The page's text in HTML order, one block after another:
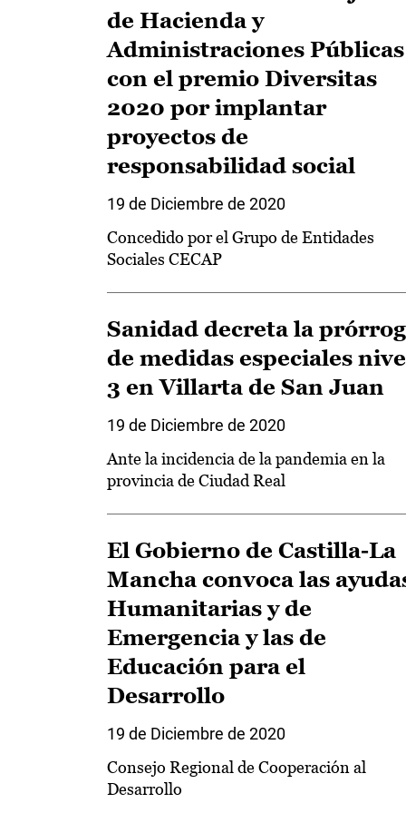
de Hacienda y
Administraciones Públicas
con el premio Diversitas
2020 por implantar
proyectos de
responsabilidad social
19 de Diciembre de 2020
Concedido por el Grupo de Entidades
Sociales CECAP
Sanidad decreta la
de medidas especiales
3 en Villarta de San Juan
19 de Diciembre de 2020
Ante la incidencia de la pandemia en la
provincia de Ciudad Real
El Gobierno de Castilla-La
Mancha convoca las
Humanitarias y de
Emergencia y las de
Educación para el
Desarrollo
19 de Diciembre de 2020
Consejo Regional de Cooperación al
Desarrollo